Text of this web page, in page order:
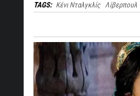
TAGS: Κένι Νταλγκλίς Λίβερπουλ